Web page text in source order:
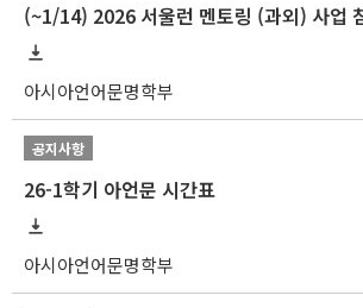
(~1/14) 2026 서울런 멘토링 (과외) 사업
아시아언어문명학부
공지사항
26-1학기 아언문 시간표
아시아언어문명학부